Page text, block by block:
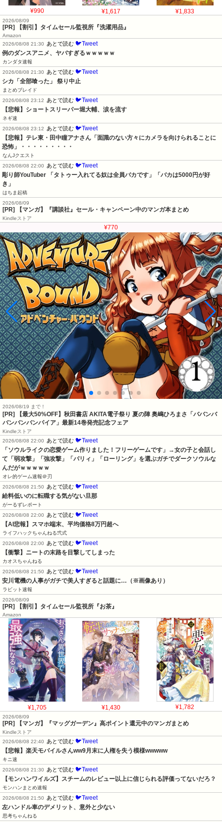
¥990 ¥1,617 ¥1,833
2026/08/09
[PR] 【割引】タイムセール監視所『洗濯用品』
Amazon
2026/08/08 21:30
あとで読む 🐦Tweet
例のダンスアニメ、ヤバすぎるｗｗｗｗｗ
カンダタ速報
2026/08/08 21:30
あとで読む 🐦Tweet
シカ「全部喰った」 祭り中止
まとめブレイド
2026/08/08 23:12
あとで読む 🐦Tweet
【悲報】ショートスリーパー堀大輔、涙を流す
ネギ速
2026/08/08 23:12
あとで読む 🐦Tweet
【悲報】テレ東・田中瞳アナさん「面識のない方々にカメラを向けられることに
恐怖」・・・・・・・・・
なんJクエスト
2026/08/08 22:00
あとで読む 🐦Tweet
彫り師YouTuber 「タトゥー入れてる奴は全員バカです」「バカは5000円が好
き」
はちま起稿
2026/08/09
[PR] 【マンガ】『講談社』セール・キャンペーン中のマンガ本まとめ
Kindleストア
¥770
2026/08/19 まで！
[PR] 【最大50%OFF】秋田書店 AKITA電子祭り 夏の陣 奥嶋ひろまさ「ババンバ
バンバンバンパイア」最新14巻発売記念フェア
Kindleストア
2026/08/08 22:00
あとで読む 🐦Tweet
「ソウルライクの恋愛ゲーム作りました！フリーゲームです」→女の子と会話し
て「弱攻撃」「強攻撃」「パリィ」「ローリング」を選ぶガチでダークソウルな
んだがｗｗｗｗｗ
オレ的ゲーム速報＠刃
2026/08/08 21:50
あとで読む 🐦Tweet
給料低いのに転職する気がない旦那
がーるずレポート
2026/08/08 22:00
あとで読む 🐦Tweet
【AI悲報】スマホ端末、平均価格8万円超へ
ライフハックちゃんねる弐式
2026/08/08 22:00
あとで読む 🐦Tweet
【衝撃】ニートの末路を目撃してしまった
カオスちゃんねる
2026/08/08 21:50
あとで読む 🐦Tweet
安川電機の人事がガチで美人すぎると話題に…（※画像あり）
ラビット速報
2026/08/09
[PR] 【割引】タイムセール監視所『お茶』
Amazon
¥1,705 ¥1,430 ¥1,782
2026/08/09
[PR] 【マンガ】『マッグガーデン』高ポイント還元中のマンガまとめ
Kindleストア
2026/08/08 22:40
あとで読む 🐦Tweet
【悲報】楽天モバイルさんww9月末に人権を失う模様wwwww
キニ速
2026/08/08 21:30
あとで読む 🐦Tweet
【モンハンワイルズ】スチームのレビュー以上に信じられる評価ってないだろ？
モンハンまとめ速報
2026/08/08 21:50
あとで読む 🐦Tweet
左ハンドル車のデメリット、意外と少ない
思考ちゃんねる